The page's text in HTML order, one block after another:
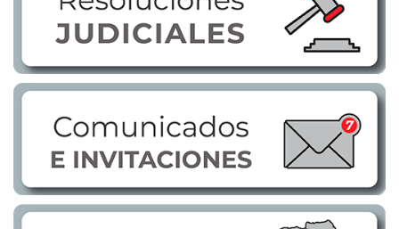
2021
2016
2015
2014